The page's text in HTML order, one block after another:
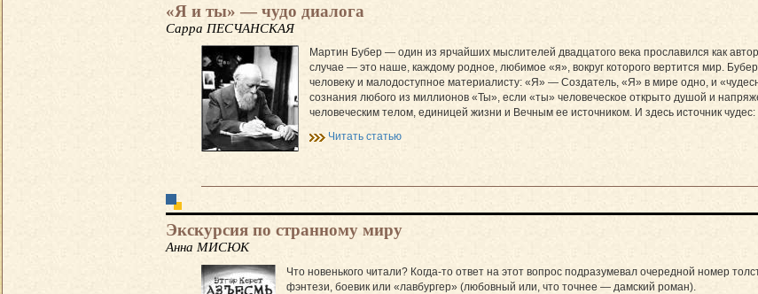
«Я и ты» — чудо диалога
Сарра ПЕСЧАНСКАЯ
Мартин Бубер — один из ярчайших мыслителей двадцатого века прославился как
случае — это наше, каждому родное, любимое «я», вокруг которого вертится мир.
человеку и малодоступное материалисту: «Я» — Создатель, «Я» в мире одно, и
сознания любого из миллионов «Ты», если «ты» человеческое открыто душой и
человеческим телом, единицей жизни и Вечным ее источником. И здесь источник
Читать статью
Экскурсия по странному миру
Анна МИСЮК
Что новенького читали? Когда-то ответ на этот вопрос подразумевал очередной номер
фэнтези, боевик или «лавбургер» (любовный или, что точнее — дамский роман).